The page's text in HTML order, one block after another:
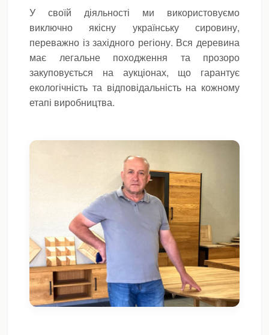
У своїй діяльності ми використовуємо
виключно якісну українську сировину,
переважно із західного регіону. Вся деревина
має легальне походження та прозоро
закуповується на аукціонах, що гарантує
екологічність та відповідальність на кожному
етапі виробництва.